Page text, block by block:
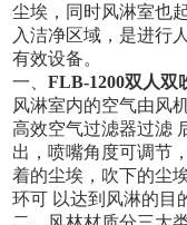
尘埃，同时风淋室也
入洁净区域，是进行
有效设备。
一、FLB-1200双人双
风淋室内的空气由风
高效空气过滤器过滤
出，喷嘴角度可调节
着的尘埃，吹下的尘
环可 以达到风淋的目